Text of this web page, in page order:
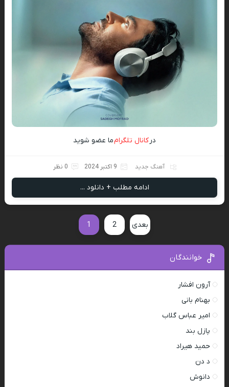
درکانال تلگرامما عضو شوید
آهنگ جدید 9 اکتبر 2024 0 نظر
ادامه مطلب + دانلود ...
1 2 بعدی
خوانندگان
آرون افشار
بهنام بانی
امیر عباس گلاب
پازل بند
حمید هیراد
د دن
دانوش